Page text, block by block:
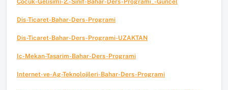
Cocuk-Gelisimi-2.-Sinif-Bahar-Ders-Programi_-Guncel
Dis-Ticaret-Bahar-Ders-Programi
Dis-Ticaret-Bahar-Ders-Programi-UZAKTAN
Ic-Mekan-Tasarim-Bahar-Ders-Programi
Internet-ve-Ag-Teknolojileri-Bahar-Ders-Programi